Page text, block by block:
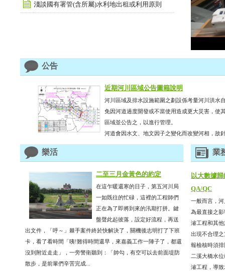
淺談國有署管(含所屬)水利地出租或利用原則
公告
近期河川區域公告圖籍說明
河川區域及排水設施範圍之劃設係考量河川洪水
免因河道過度開發或不當使用造成更大災害，使
區域並公告之，以進行管理。
河道會因水文、地文因子之變化而改變河相，故
樂活
二至三月金黃色的約定
在這乍暖還寒的日子，第五河川局
一如既往的忙碌，這裡的工程師們
正在為了即將到來的汛期打拼。鍵
盤聲此起彼落，設定好流程，再送
出文件，「呼～」棘手案件終於快解決了，關機後志明打了下班
卡，看了看時間「咦!難得時間還早，來嘉義工作一陣子了，都還
沒到附近走走」，一旁警衛聽到：「帥勾，有空可以去前面堤防
散步，是前輩們辛苦完成...
業
以大數據
QA/QC
一般而言，
為最直接之
濬工程和其
出現不合理
報檢核時須
二溪大橋水
濬工程，導